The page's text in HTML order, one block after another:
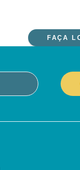
FAÇA